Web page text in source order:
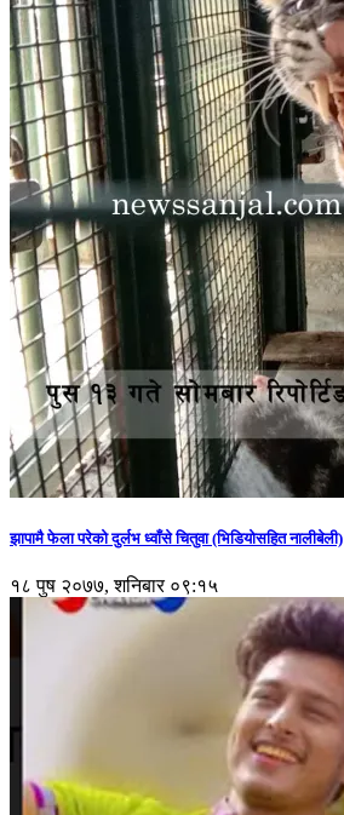
झापामै फेला परेको दुर्लभ ध्वाँसे चितुवा (भिडियोसहित नालीबेली)
१८ पुष २०७७, शनिबार ०९:१५